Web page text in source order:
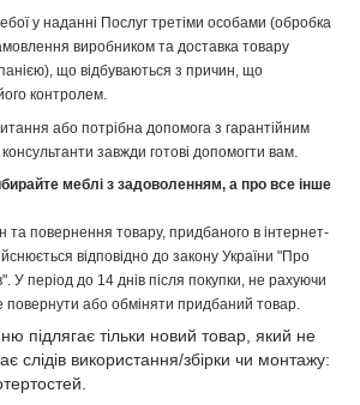
у наданні Послуг третіми особами (обробка
виробником та доставка товару
що відбуваються з причин, що
контролем.
або потрібна допомога з гарантійним
завжди готові допомогти вам.
меблі з задоволенням, а про все інше
та повернення товару, придбаного в інтернет-
відповідно до закону України "Про
У період до 14 днів після покупки, не рахуючи
повернути або обміняти придбаний товар.
підлягає тільки новий товар, який не
слідів використання/збірки чи монтажу: